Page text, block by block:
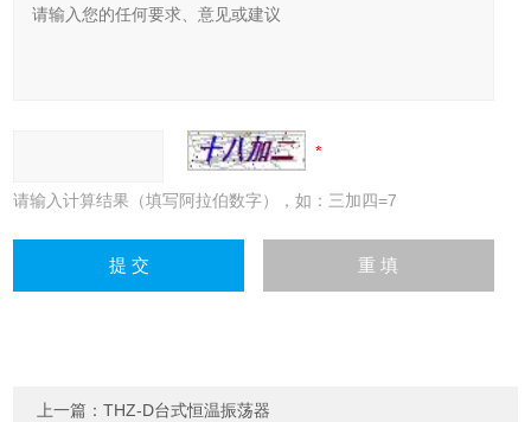
请输入计算结果（填写阿拉伯数字），如：三加四=7
上一篇：THZ-D台式恒温振荡器